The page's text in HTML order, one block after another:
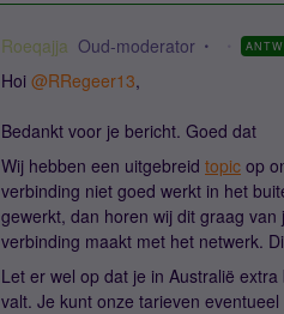
Roeqajja Oud-moderator
Hoi @RRegeer13,
Bedankt voor je bericht. Goed dat
Wij hebben een uitgebreid topic op
verbinding niet goed werkt in het
gewerkt, dan horen wij dit graag
verbinding maakt met het netwerk.
Let er wel op dat je in Australië
valt. Je kunt onze tarieven eventueel